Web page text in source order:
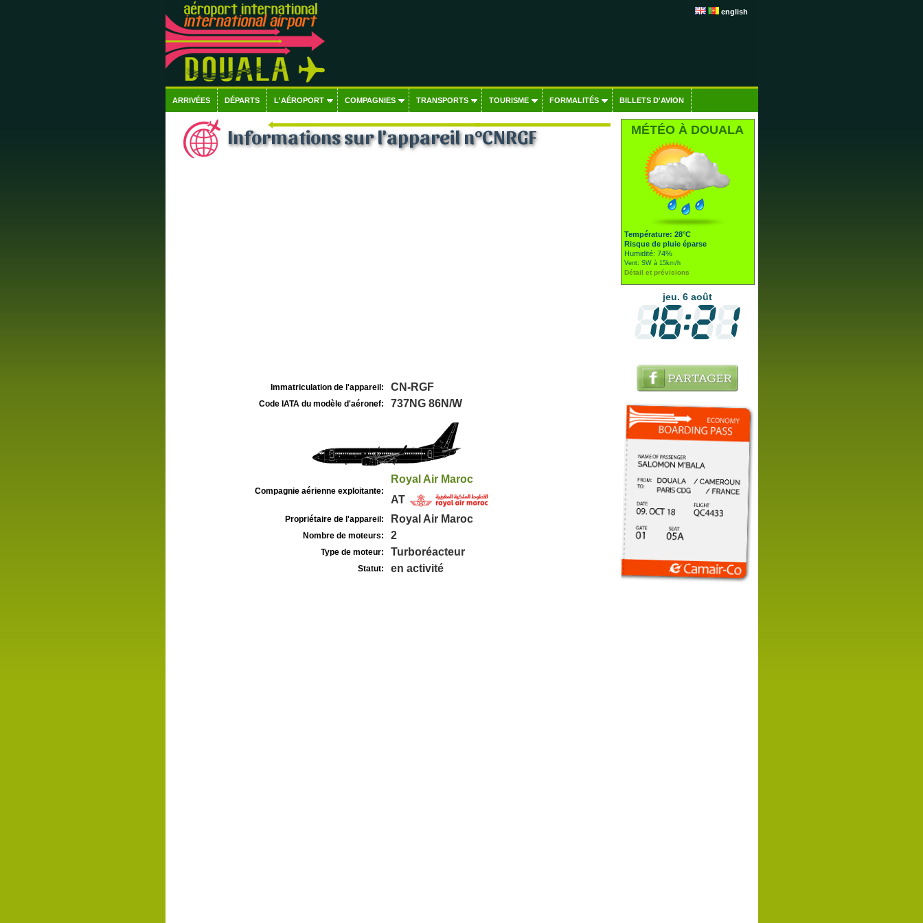
english
ARRIVÉES DÉPARTS L'AÉROPORT COMPAGNIES TRANSPORTS TOURISME FORMALITÉS BILLETS D'AVION
Informations sur l'appareil n°CNRGF
Immatriculation de l'appareil: CN-RGF
Code IATA du modèle d'aéronef: 737NG 86N/W
Compagnie aérienne exploitante:
Royal Air Maroc
AT
Propriétaire de l'appareil: Royal Air Maroc
Nombre de moteurs: 2
Type de moteur: Turboréacteur
Statut: en activité
MÉTÉO À DOUALA
Température: 28°C
Risque de pluie éparse
Humidité: 74%
Vent: SW à 15km/h
Détail et prévisions
jeu. 6 août